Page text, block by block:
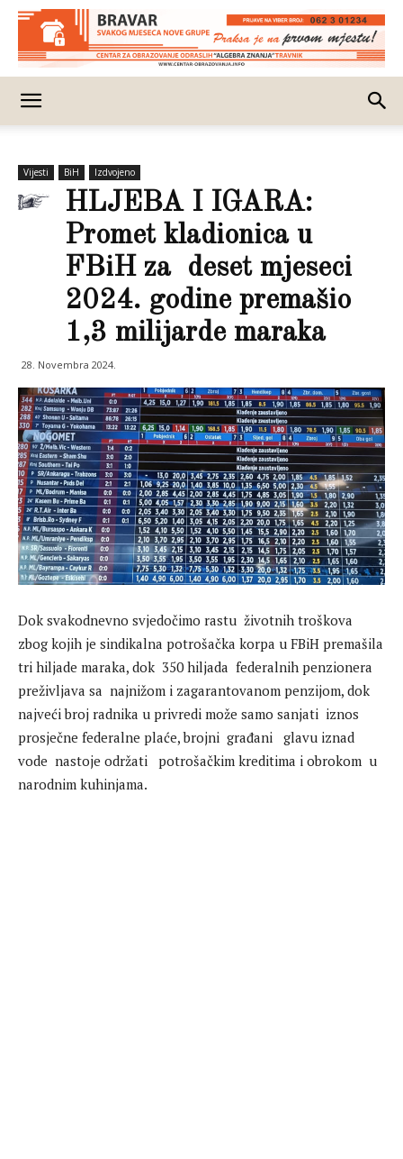
Vijesti BiH Izdvojeno
HLJEBA I IGARA:
Promet kladionica u
FBiH za deset mjeseci
2024. godine premašio
1,3 milijarde maraka
28. Novembra 2024.
Dok svakodnevno svjedočimo rastu životnih troškova
zbog kojih je sindikalna potrošačka korpa u FBiH premašila
tri hiljade maraka, dok 350 hiljada federalnih penzionera
preživljava sa najnižom i zagarantovanom penzijom, dok
najveći broj radnika u privredi može samo sanjati iznos
prosječne federalne plaće, brojni građani glavu iznad
vode nastoje održati potrošačkim kreditima i obrokom u
narodnim kuhinjama.